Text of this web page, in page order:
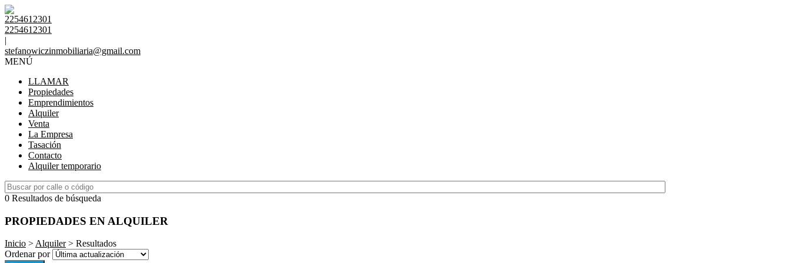
2254612301
2254612301
|
stefanowiczinmobiliaria@gmail.com
MENÚ
LLAMAR
Propiedades
Emprendimientos
Alquiler
Venta
La Empresa
Tasación
Contacto
Alquiler temporario
0 Resultados de búsqueda
PROPIEDADES EN ALQUILER
Inicio >Alquiler> Resultados
Ordenar por